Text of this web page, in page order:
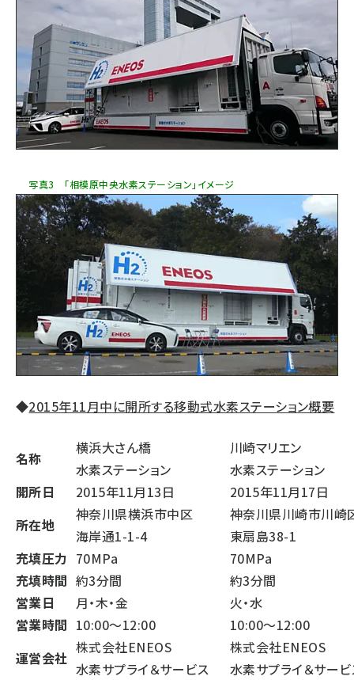
写真3 「相模原中央水素ステーション」イメージ
◆2015年11月中に開所する移動式水素ステーション概要
名称
横浜大さん橋
水素ステーション
川崎マリエン
水素ステーション
開所日
2015年11月13日
2015年11月17日
所在地
神奈川県横浜市中区
海岸通1-1-4
神奈川県川崎市川崎
東扇島38-1
充填圧力 70MPa
70MPa
充填時間 約3分間
約3分間
営業日
月・木・金
火・水
営業時間 10:00～12:00
10:00～12:00
運営会社
株式会社ENEOS
水素サプライ＆サービス
株式会社ENEOS
水素サプライ＆サー